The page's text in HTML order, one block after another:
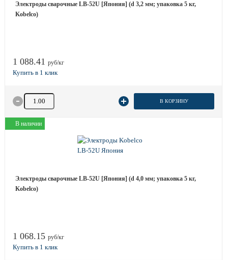
Электроды сварочные LB-52U [Япония] (d 3,2 мм; упаковка 5 кг,
Kobelco)
1 088.41 руб/кг
Количество товара В КОРЗИНУ
В наличии
Электроды сварочные LB-52U [Япония] (d 4,0 мм; упаковка 5 кг,
Kobelco)
1 068.15 руб/кг